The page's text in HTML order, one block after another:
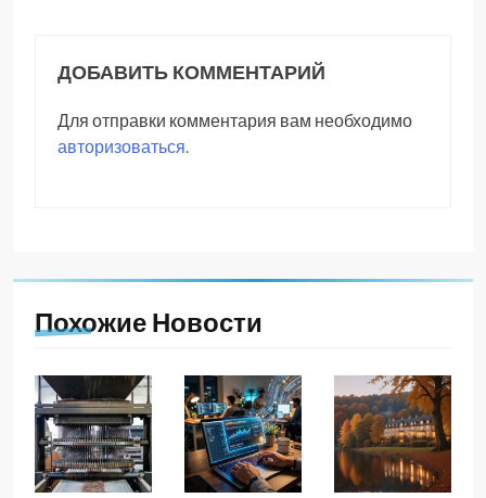
ДОБАВИТЬ КОММЕНТАРИЙ
Для отправки комментария вам необходимо
авторизоваться.
Похожие Новости